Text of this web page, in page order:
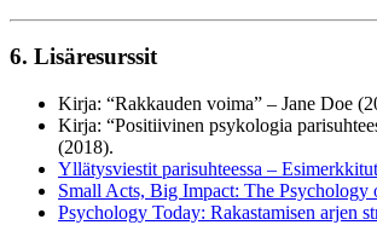
6. Lisäresurssit
Kirja: “Rakkauden voima” – Jane Doe
Kirja: “Positiivinen psykologia
(2018).
Yllätysviestit parisuhteessa –
Small Acts, Big Impact: The Psychology
Psychology Today: Rakastamisen arjen